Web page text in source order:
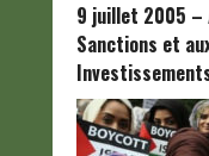
9 juillet 2005 –
Sanctions et